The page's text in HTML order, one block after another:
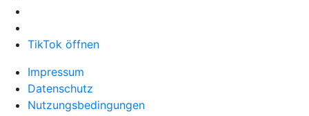
TikTok öffnen
Impressum
Datenschutz
Nutzungsbedingungen